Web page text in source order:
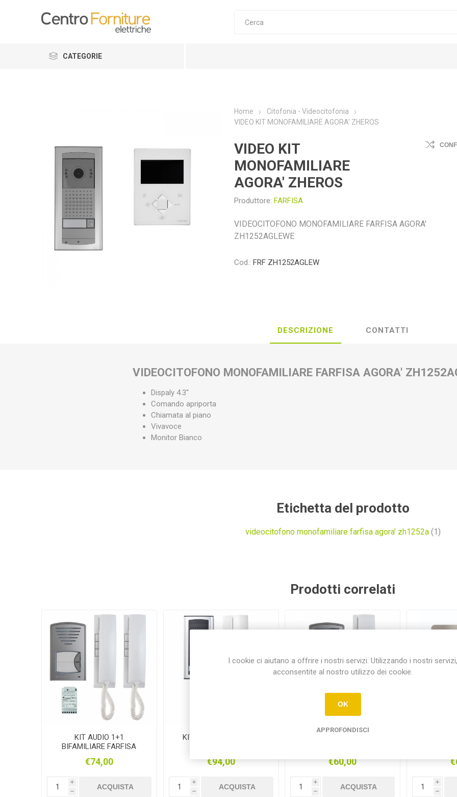
CATEGORIE
Home
Citofonia - Videocitofonia
VIDEO KIT MONOFAMILIARE AGORA' ZHEROS
VIDEO KIT
MONOFAMILIARE
AGORA' ZHEROS
Produttore: FARFISA
VIDEOCITOFONO MONOFAMILIARE FARFISA AGORA'
ZH1252AGLEWE
Cod.: FRF ZH1252AGLEW
DESCRIZIONE CONTATTI
VIDEOCITOFONO MONOFAMILIARE FARFISA AGORA'
Dispaly 4.3''
Comando apriporta
Chiamata al piano
Vivavoce
Monitor Bianco
Etichetta del prodotto
videocitofono monofamiliare farfisa agora' zh1252a (1)
Prodotti correlati
KIT AUDIO 1+1
BIFAMILIARE FARFISA
€74,00
i
h
ACQUISTA
KIT AUDIO 1+1 EXHITO
€94,00
i
h
ACQUISTA
€60,00
i
h
ACQUISTA
i
h
I cookie ci aiutano a offrire i nostri servizi. Utilizzando i nostri servizi,
acconsentite al nostro utilizzo dei cookie.
OK
APPROFONDISCI